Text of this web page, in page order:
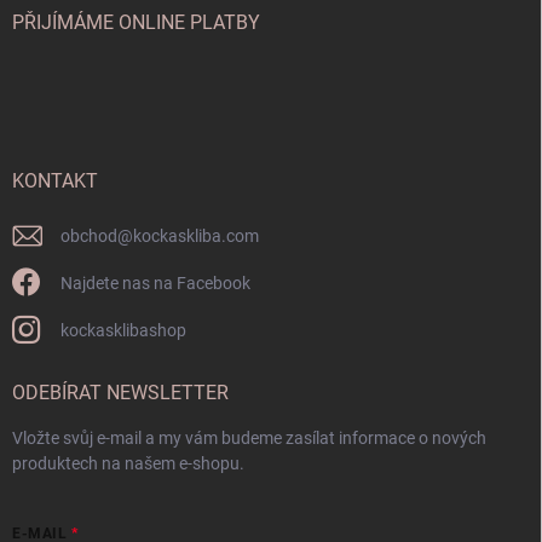
PŘIJÍMÁME ONLINE PLATBY
KONTAKT
obchod@kockaskliba.com
Najdete nas na Facebook
kockasklibashop
ODEBÍRAT NEWSLETTER
Vložte svůj e-mail a my vám budeme zasílat informace o nových
produktech na našem e-shopu.
E-MAIL